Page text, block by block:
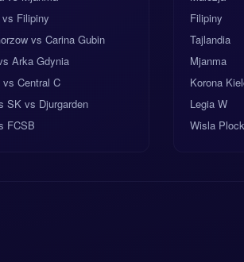
Filipiny
vs Carina Gubin
Arka Gdynia
vs Central C
SK vs Djurgarden
FCSB
Filipiny
Tajlandia
Mjanma
Korona
Legia W
Wisla